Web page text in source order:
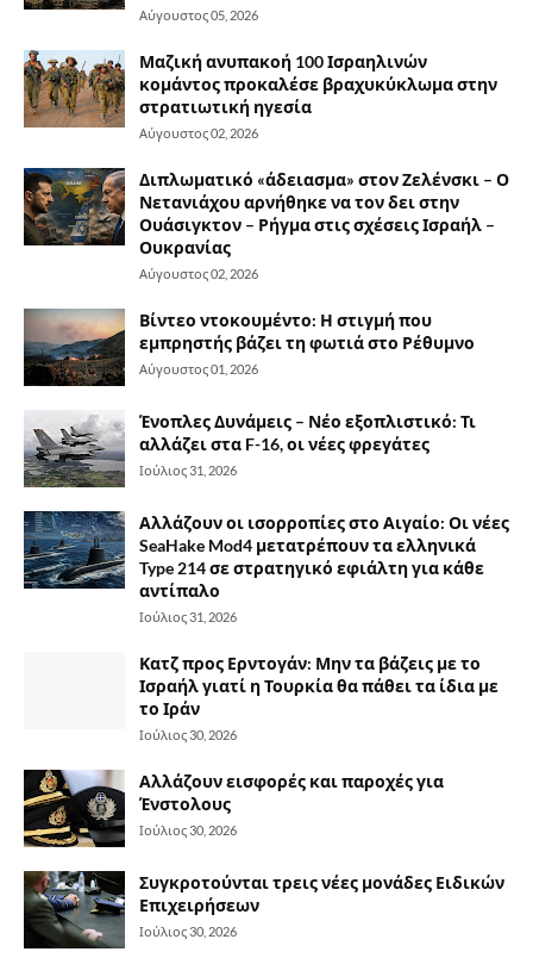
Αύγουστος 05, 2026
Μαζική ανυπακοή 100 Ισραηλινών
κομάντος προκαλέσε βραχυκύκλωμα στην
στρατιωτική ηγεσία
Αύγουστος 02, 2026
Διπλωματικό «άδειασμα» στον Ζελένσκι – Ο
Νετανιάχου αρνήθηκε να τον δει στην
Ουάσιγκτον – Ρήγμα στις σχέσεις Ισραήλ –
Ουκρανίας
Αύγουστος 02, 2026
Βίντεο ντοκουμέντο: Η στιγμή που
εμπρηστής βάζει τη φωτιά στο Ρέθυμνο
Αύγουστος 01, 2026
Ένοπλες Δυνάμεις – Νέο εξοπλιστικό: Τι
αλλάζει στα F-16, οι νέες φρεγάτες
Ιούλιος 31, 2026
Αλλάζουν οι ισορροπίες στο Αιγαίο: Οι νέες
SeaHake Mod4 μετατρέπουν τα ελληνικά
Type 214 σε στρατηγικό εφιάλτη για κάθε
αντίπαλο
Ιούλιος 31, 2026
Κατζ προς Ερντογάν: Μην τα βάζεις με το
Ισραήλ γιατί η Τουρκία θα πάθει τα ίδια με
το Ιράν
Ιούλιος 30, 2026
Αλλάζουν εισφορές και παροχές για
Ένστολους
Ιούλιος 30, 2026
Συγκροτούνται τρεις νέες μονάδες Ειδικών
Επιχειρήσεων
Ιούλιος 30, 2026